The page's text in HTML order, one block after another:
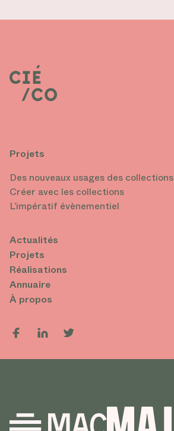
Projets
Des nouveaux usages des collections
Créer avec les collections
L’impératif évènementiel
Actualités
Projets
Réalisations
Annuaire
À propos